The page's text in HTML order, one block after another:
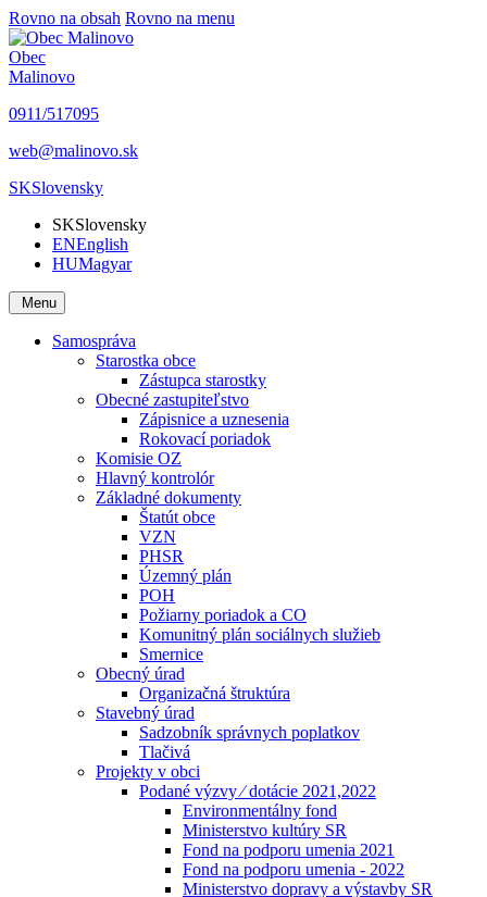
Rovno na obsah Rovno na menu
Obec
Malinovo
0911/517095
web@malinovo.sk
SKSlovensky
SKSlovensky
ENEnglish
HUMagyar
Menu
Samospráva
Starostka obce
Zástupca starostky
Obecné zastupiteľstvo
Zápisnice a uznesenia
Rokovací poriadok
Komisie OZ
Hlavný kontrolór
Základné dokumenty
Štatút obce
VZN
PHSR
Územný plán
POH
Požiarny poriadok a CO
Komunitný plán sociálnych služieb
Smernice
Obecný úrad
Organizačná štruktúra
Stavebný úrad
Sadzobník správnych poplatkov
Tlačivá
Projekty v obci
Podané výzvy ⁄ dotácie 2021,2022
Environmentálny fond
Ministerstvo kultúry SR
Fond na podporu umenia 2021
Fond na podporu umenia - 2022
Ministerstvo dopravy a výstavby SR